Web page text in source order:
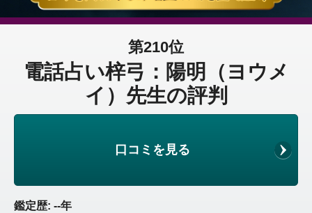
第210位
電話占い梓弓：陽明（ヨウメ
イ）先生の評判
口コミを見る
鑑定歴: --年